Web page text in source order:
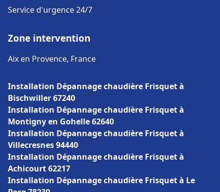
Service d'urgence 24/7
Zone intervention
Aix en Provence, France
Installation Dépannage chaudière Frisquet à
Bischwiller 67240
Installation Dépannage chaudière Frisquet à
Montigny en Gohelle 62640
Installation Dépannage chaudière Frisquet à
Villecresnes 94440
Installation Dépannage chaudière Frisquet à
Achicourt 62217
Installation Dépannage chaudière Frisquet à Le